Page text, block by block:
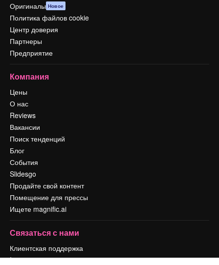
Оригиналы Новое
Политика файлов cookie
Центр доверия
Партнеры
Предприятие
Компания
Цены
О нас
Reviews
Вакансии
Поиск тенденций
Блог
События
Slidesgo
Продайте свой контент
Помещение для прессы
Ищете magnific.ai
Связаться с нами
Клиентская поддержка
Instagram